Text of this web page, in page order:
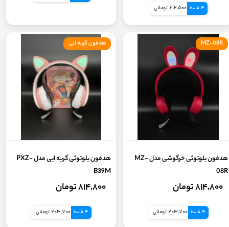
4 قسط 612,500 تومانی
هدفون بلوتوثی خرگوشی مدل MZ-
08R
۸۱۴,۸۰۰ تومان
4 قسط 203,700 تومانی
MZ-08R
هدفون بلوتوثی گربه ایی مدل PXZ-
B39M
۸۱۴,۸۰۰ تومان
4 قسط 203,700 تومانی
هدفون گربه ایی